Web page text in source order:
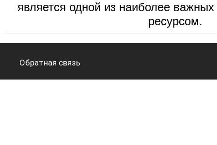
является одной из наиболее
ресурсом.
Обратная связь